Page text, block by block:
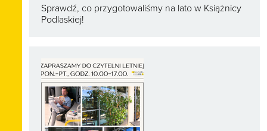
Sprawdź, co przygotowaliśmy na lato w Książnicy
Podlaskiej!